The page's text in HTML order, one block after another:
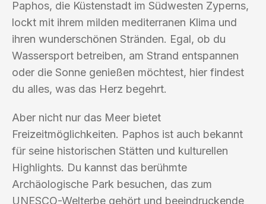
Paphos, die Küstenstadt im Südwesten Zyperns,
lockt mit ihrem milden mediterranen Klima und
ihren wunderschönen Stränden. Egal, ob du
Wassersport betreiben, am Strand entspannen
oder die Sonne genießen möchtest, hier findest
du alles, was das Herz begehrt.
Aber nicht nur das Meer bietet
Freizeitmöglichkeiten. Paphos ist auch bekannt
für seine historischen Stätten und kulturellen
Highlights. Du kannst das berühmte
Archäologische Park besuchen, das zum
UNESCO-Welterbe gehört und beeindruckende